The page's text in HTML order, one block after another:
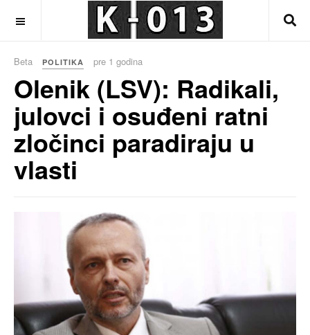
Beta POLITIKA pre 1 godina
Olenik (LSV): Radikali,
julovci i osuđeni ratni
zločinci paradiraju u
vlasti